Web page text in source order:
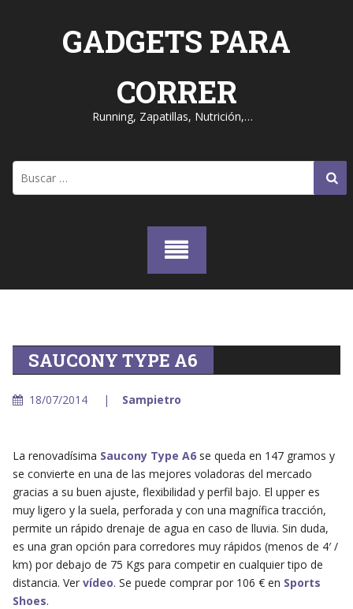
GADGETS PARA
CORRER
Running, Zapatillas, Nutrición,…
SAUCONY TYPE A6
18/07/2014 Sampietro
La renovadísima Saucony Type A6se queda en 147 gramos y
se convierte en una de las mejores voladoras del mercado
gracias a su buen ajuste, flexibilidad y perfil bajo. El upper es
muy ligero y la suela, perforada y con una magnífica tracción,
permite un rápido drenaje de agua en caso de lluvia. Sin duda,
es una gran opción para corredores muy rápidos (menos de 4′ /
km) por debajo de 75 Kgs para competir en cualquier tipo de
distancia. Ver vídeo. Se puede comprar por 106 € en Sports
Shoes.